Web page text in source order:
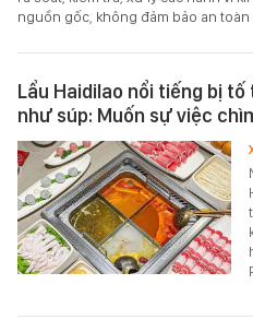
nguồn gốc, không đảm bảo an toàn
Lẩu Haidilao nổi tiếng bị
như súp: Muốn sự việc